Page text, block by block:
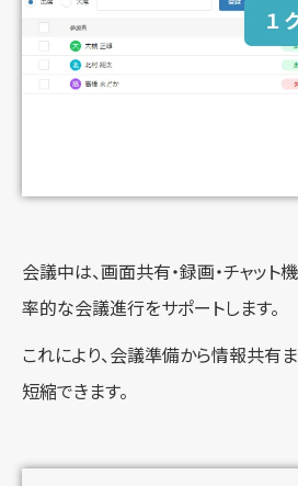
会議中は、画面共有・録画・チャット
率的な会議進行をサポートします。
これにより、会議準備から情報共有
短縮できます。